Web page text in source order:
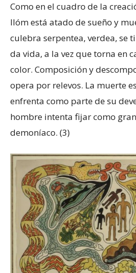
Como en el cuadro de la
Ilóm está atado de sueño y
culebra serpentea, verdea, se
da vida, a la vez que torna en
color. Composición y
opera por relevos. La muerte
enfrenta como parte de su
hombre intenta fijar como
demoníaco. (3)